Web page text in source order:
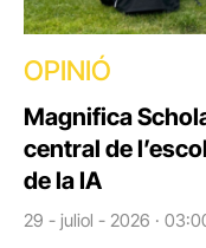
OPINIÓ
Magnifica
central de
de la IA
29 - juliol - 2026 ·